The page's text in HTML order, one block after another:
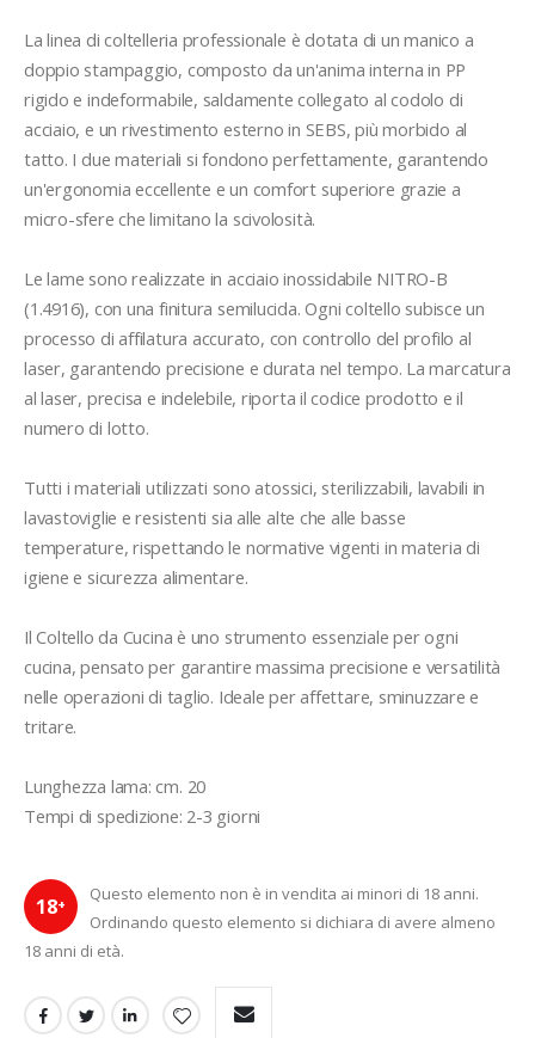
La linea di coltelleria professionale è dotata di un manico a
doppio stampaggio, composto da un'anima interna in PP
rigido e indeformabile, saldamente collegato al codolo di
acciaio, e un rivestimento esterno in SEBS, più morbido al
tatto. I due materiali si fondono perfettamente, garantendo
un'ergonomia eccellente e un comfort superiore grazie a
micro-sfere che limitano la scivolosità.
Le lame sono realizzate in acciaio inossidabile NITRO-B
(1.4916), con una finitura semilucida. Ogni coltello subisce un
processo di affilatura accurato, con controllo del profilo al
laser, garantendo precisione e durata nel tempo. La marcatura
al laser, precisa e indelebile, riporta il codice prodotto e il
numero di lotto.
Tutti i materiali utilizzati sono atossici, sterilizzabili, lavabili in
lavastoviglie e resistenti sia alle alte che alle basse
temperature, rispettando le normative vigenti in materia di
igiene e sicurezza alimentare.
Il Coltello da Cucina è uno strumento essenziale per ogni
cucina, pensato per garantire massima precisione e versatilità
nelle operazioni di taglio. Ideale per affettare, sminuzzare e
tritare.
Lunghezza lama: cm. 20
Tempi di spedizione: 2-3 giorni
18+
Questo elemento non è in vendita ai minori di 18 anni.
Ordinando questo elemento si dichiara di avere almeno
18 anni di età.